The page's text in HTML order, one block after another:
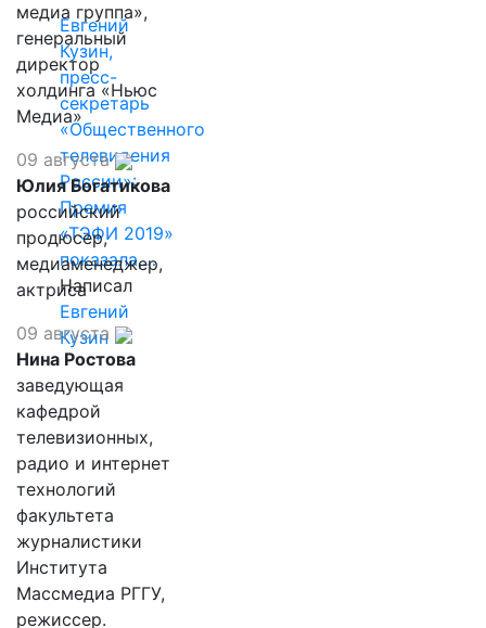
Евгений
Кузин,
пресс-
секретарь
«Общественного
телевидения
России»:
Премия
«ТЭФИ 2019»
показала,…
Написал
Евгений
Кузин
медиа группа»,
генеральный
директор
холдинга «Ньюс
Медиа»
09 августа
Юлия Богатикова
российский
продюсер,
медиаменеджер,
актриса
09 августа
Нина Ростова
заведующая
кафедрой
телевизионных,
радио и интернет
технологий
факультета
журналистики
Института
Массмедиа РГГУ,
режиссер.